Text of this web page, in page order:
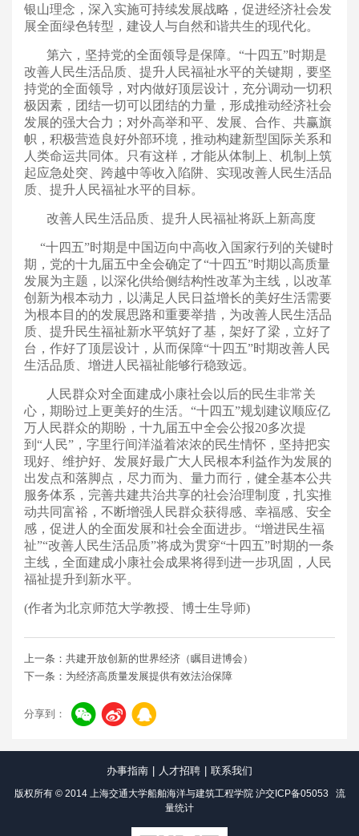
银山理念，深入实施可持续发展战略，促进经济社会发
展全面绿色转型，建设人与自然和谐共生的现代化。
第六，坚持党的全面领导是保障。“十四五”时期是
改善人民生活品质、提升人民福祉水平的关键期，要坚
持党的全面领导，对内做好顶层设计，充分调动一切积
极因素，团结一切可以团结的力量，形成推动经济社会
发展的强大合力；对外高举和平、发展、合作、共赢旗
帜，积极营造良好外部环境，推动构建新型国际关系和
人类命运共同体。只有这样，才能从体制上、机制上筑
起应急处突、跨越中等收入陷阱、实现改善人民生活品
质、提升人民福祉水平的目标。
改善人民生活品质、提升人民福祉将跃上新高度
“十四五”时期是中国迈向中高收入国家行列的关键时
期，党的十九届五中全会确定了“十四五”时期以高质量
发展为主题，以深化供给侧结构性改革为主线，以改革
创新为根本动力，以满足人民日益增长的美好生活需要
为根本目的的发展思路和重要举措，为改善人民生活品
质、提升民生福祉新水平筑好了基，架好了梁，立好了
台，作好了顶层设计，从而保障“十四五”时期改善人民
生活品质、增进人民福祉能够行稳致远。
人民群众对全面建成小康社会以后的民生非常关
心，期盼过上更美好的生活。“十四五”规划建议顺应亿
万人民群众的期盼，十九届五中全会公报20多次提
到“人民”，字里行间洋溢着浓浓的民生情怀，坚持把实
现好、维护好、发展好最广大人民根本利益作为发展的
出发点和落脚点，尽力而为、量力而行，健全基本公共
服务体系，完善共建共治共享的社会治理制度，扎实推
动共同富裕，不断增强人民群众获得感、幸福感、安全
感，促进人的全面发展和社会全面进步。“增进民生福
祉”“改善人民生活品质”将成为贯穿“十四五”时期的一条
主线，全面建成小康社会成果将得到进一步巩固，人民
福祉提升到新水平。
(作者为北京师范大学教授、博士生导师)
上一条：共建开放创新的世界经济（瞩目进博会）
下一条：为经济高质量发展提供有效法治保障
分享到：
办事指南 | 人才招聘 | 联系我们
版权所有 © 2014 上海交通大学船舶海洋与建筑工程学院 沪交ICP备05053
流
量统计